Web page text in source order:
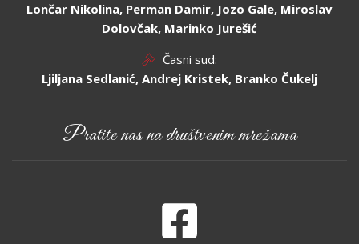
Lončar Nikolina, Perman Damir, Jozo Gale, Miroslav
Dolovčak, Marinko Jurešić
Časni sud:
Ljiljana Sedlanić, Andrej Kristek, Branko Čukelj
Pratite nas na društvenim mrežama